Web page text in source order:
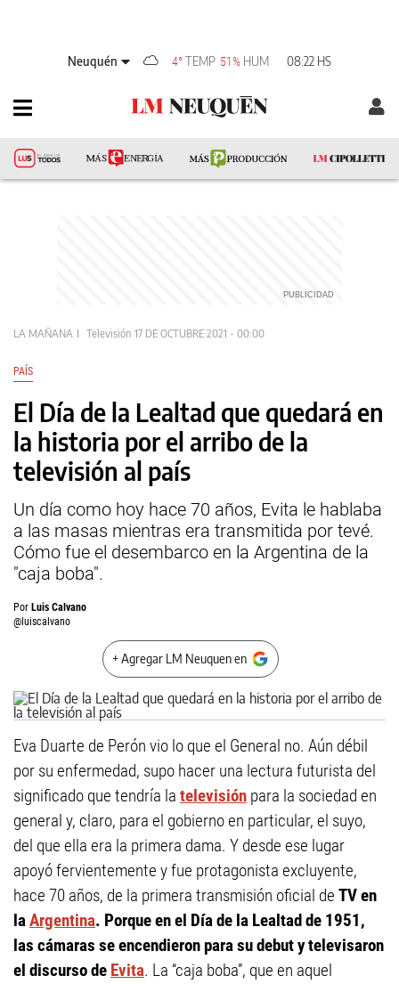
Neuquén 4° TEMP 51% HUM 08:22 HS
LA MAÑANA Televisión 17 DE OCTUBRE 2021 - 00:00
PAÍS
El Día de la Lealtad que quedará en
la historia por el arribo de la
televisión al país
Un día como hoy hace 70 años, Evita le hablaba
a las masas mientras era transmitida por tevé.
Cómo fue el desembarco en la Argentina de la
"caja boba".
Por Luis Calvano
@luiscalvano
+ Agregar LM Neuquen en
Eva Duarte de Perón vio lo que el General no. Aún débil
por su enfermedad, supo hacer una lectura futurista del
significado que tendría la televisión para la sociedad en
general y, claro, para el gobierno en particular, el suyo,
del que ella era la primera dama. Y desde ese lugar
apoyó fervientemente y fue protagonista excluyente,
hace 70 años, de la primera transmisión oficial de TV en
laArgentina. Porque en el Día de la Lealtad de 1951,
las cámaras se encendieron para su debut y televisaron
el discurso de Evita. La “caja boba”, que en aquel